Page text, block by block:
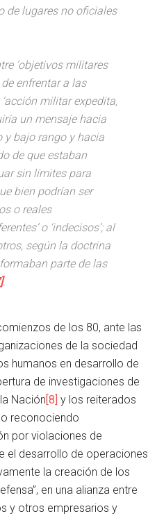
de lugares no oficiales
‘objetivos militares
enfrentar a las
militar expedita,
un mensaje hacia
y bajo rango y hacia
de que estaban
sin límites para
bien podrían ser
o reales
o ‘indecisos’; al
según la doctrina
parte de las
.
de los 80, ante las
de la sociedad
humanos en desarrollo de
de investigaciones de
Nación [8] y los reiterados
reconociendo
por violaciones de
el desarrollo de operaciones
la creación de los
en una alianza entre
y otros empresarios y